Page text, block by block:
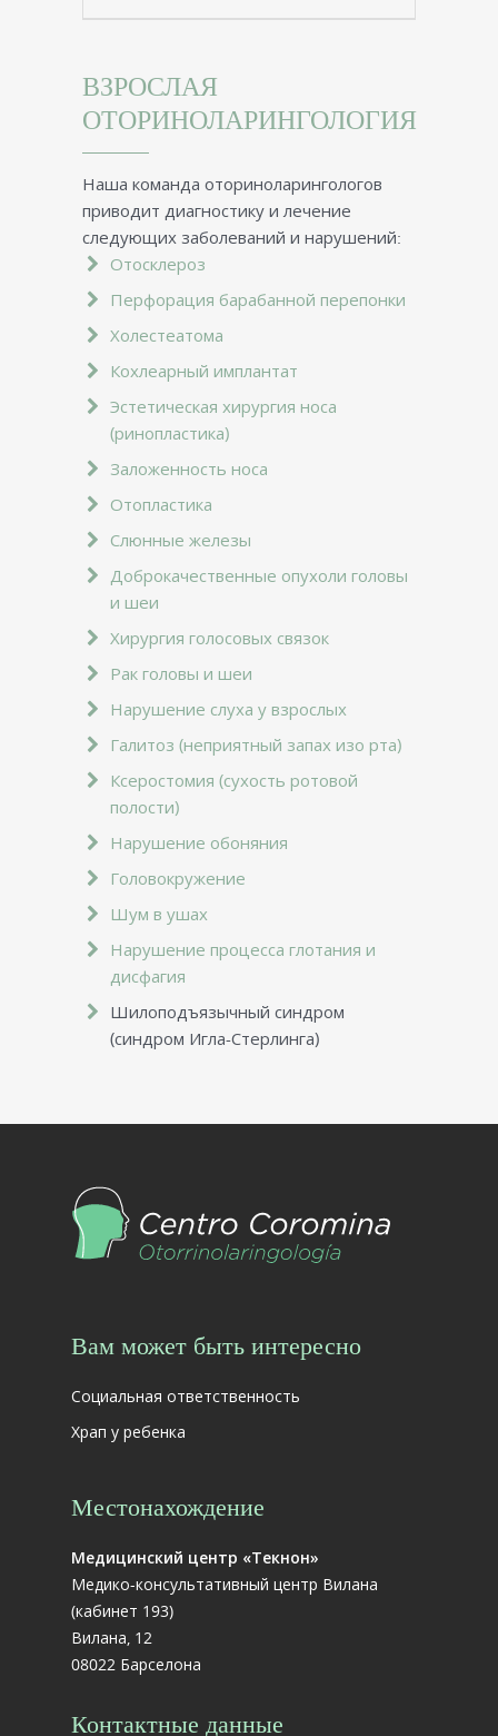
ВЗРОСЛАЯ
ОТОРИНОЛАРИНГОЛОГИЯ
Наша команда оториноларингологов
приводит диагностику и лечение
следующих заболеваний и нарушений:
Отосклероз
Перфорация барабанной перепонки
Холестеатома
Кохлеарный имплантат
Эстетическая хирургия носа
(ринопластика)
Заложенность носа
Отопластика
Слюнные железы
Доброкачественные опухоли головы
и шеи
Хирургия голосовых связок
Рак головы и шеи
Нарушение слуха у взрослых
Галитоз (неприятный запах изо рта)
Ксеростомия (сухость ротовой
полости)
Нарушение обоняния
Головокружение
Шум в ушах
Нарушение процесса глотания и
дисфагия
Шилоподъязычный синдром
(синдром Игла-Стерлинга)
Вам может быть интересно
Социальная ответственность
Храп у ребенка
Местонахождение
Медицинский центр «Текнон»
Медико-консультативный центр Вилана
(кабинет 193)
Вилана, 12
08022 Барселона
Контактные данные